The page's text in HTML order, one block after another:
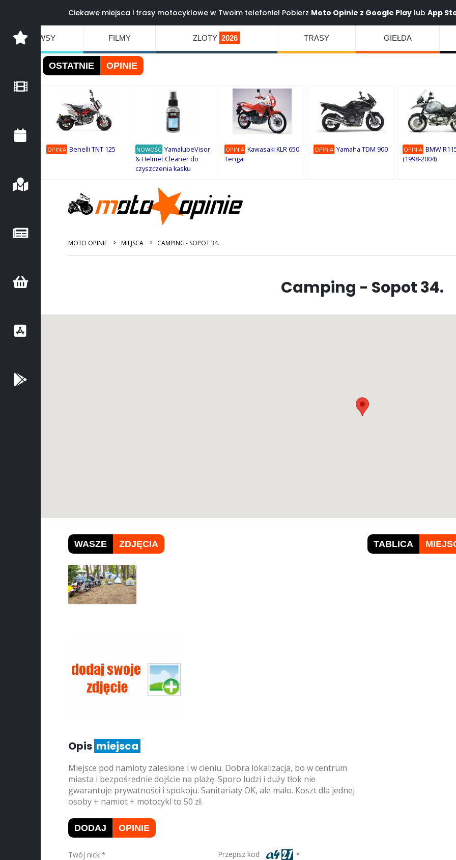
Ciekawe miejsca i trasy motocyklowe w Twoim telefonie! Pobierz Moto Opinie z Google Playlub App
NEWSY FILMY ZLOTY 2026 TRASY GIEŁDA
OSTATNIE OPINIE
OPINIA Benelli TNT 125 NOWOŚĆ YamalubeVisor
& Helmet Cleaner do
czyszczenia kasku
OPINIA Kawasaki KLR 650
Tengai
OPINIA Yamaha TDM 900 OPINIA BMW
(1998-2004)
MOTO OPINIE MIEJSCA CAMPING - SOPOT 34.
Camping - Sopot 34.
WASZE ZDJĘCIA
Opis miejsca
Miejsce pod namioty zalesione i w cieniu. Dobra lokalizacja, bo w centrum
miasta i bezpośrednie dojście na plażę. Sporo ludzi i duży tłok nie
gwarantuje prywatności i spokoju. Sanitariaty OK, ale mało. Koszt dla jednej
osoby + namiot + motocykl to 50 zł.
DODAJ OPINIE
Twój nick Przepisz kod
TABLICA